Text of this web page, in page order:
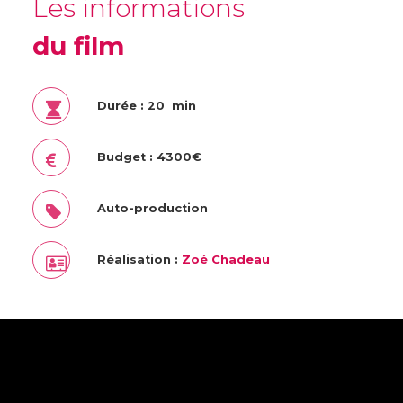
Les informations
du film
Durée : 20 min
Budget : 4300€
Auto-production
Réalisation : Zoé Chadeau